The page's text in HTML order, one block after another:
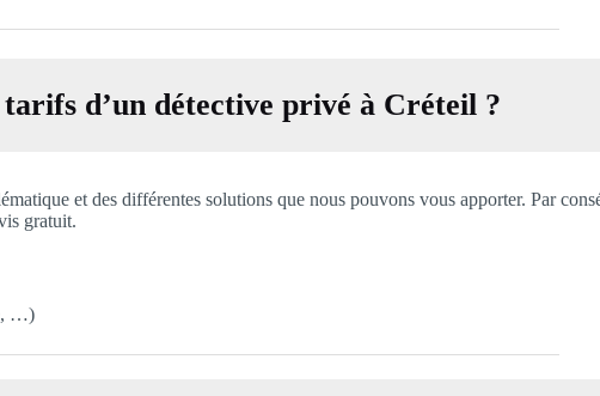
tarifs d’un détective privé à Créteil ?
et des différentes solutions que nous pouvons vous apporter. Par
gratuit.
…)